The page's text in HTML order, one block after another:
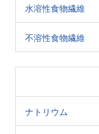
水溶性食物繊維
不溶性食物繊維
ナトリウム